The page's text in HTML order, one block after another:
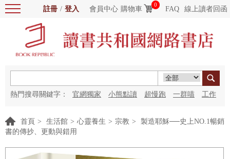
註冊 / 登入 會員中心 購物車
0
FAQ 線上讀者回函
熱門搜尋關鍵字： 官網獨家 小熊點讀 超慢跑 一群喵 工作
首頁 > 生活館 > 心靈養生 > 宗教 >
製造耶穌──史上NO.1暢銷
書的傳抄、更動與錯用